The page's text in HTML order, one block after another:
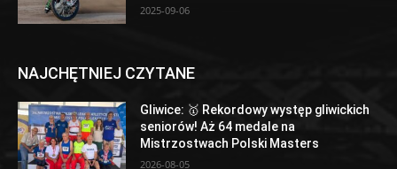
2025-09-06
NAJCHĘTNIEJ CZYTANE
Gliwice: 🥇 Rekordowy występ gliwickich
seniorów! Aż 64 medale na
Mistrzostwach Polski Masters
2026-08-05